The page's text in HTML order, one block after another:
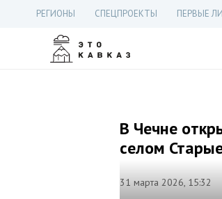
РЕГИОНЫ СПЕЦПРОЕКТЫ ПЕРВЫЕ
В Чечне
селом
31 марта 2026, 15:32